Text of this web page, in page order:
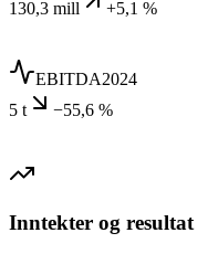
130,3 mill
+5,1 %
EBITDA2024
5 t
−55,6 %
Inntekter og resultat